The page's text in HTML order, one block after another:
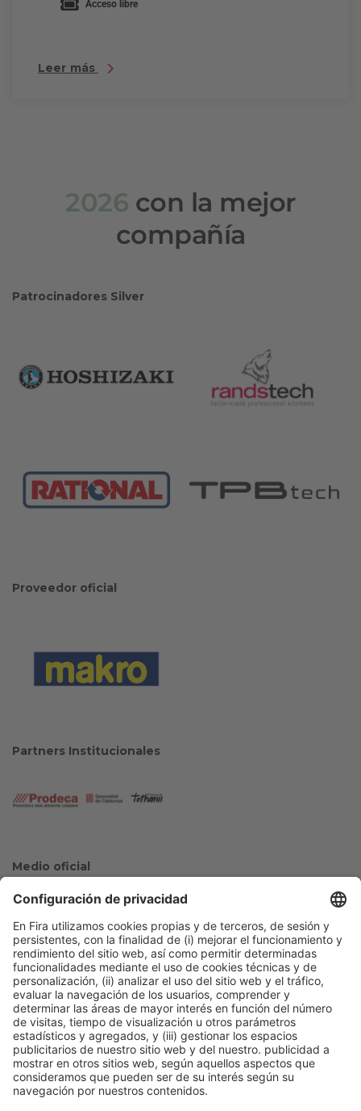
Acceso libre
Leer más
2026 con la mejor
compañía
Patrocinadores Silver
Proveedor oficial
Partners Institucionales
Medio oficial
Colaboradores